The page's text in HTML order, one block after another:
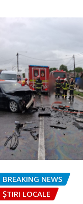
BREAKING NEWS
ȘTIRI LOCALE